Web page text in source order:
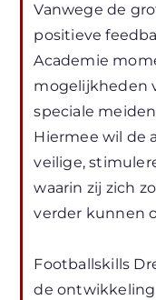
Vanwege de
positieve
Academie
mogelijkheden
speciale
Hiermee wil de
veilige,
waarin zij zich
verder kunnen
Footballskills
de